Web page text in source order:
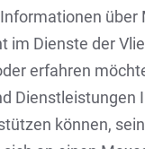
über
im Dienste der
erfahren
Dienstleistungen
können,